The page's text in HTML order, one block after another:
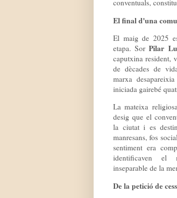
conventuals,
El final d'una
El maig de 2025
etapa. SorPilar
caputxina resident,
de dècades de
marxa
iniciada gairebé
La mateixa
desig que el
la ciutat i es
manresans, fos
sentiment era
identificaven el
inseparable de la
De la petició de